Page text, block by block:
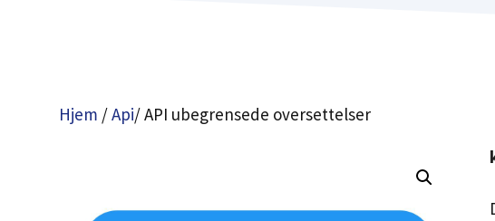
Hjem /Api/ API ubegrensede oversettelser